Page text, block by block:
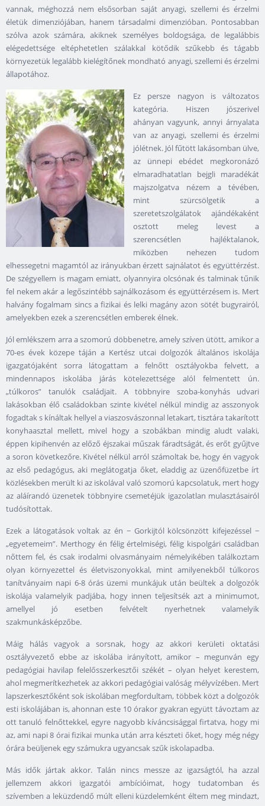
vannak, méghozzá nem elsősorban saját anyagi, szellemi és érzelmi
életük dimenziójában, hanem társadalmi dimenzióban. Pontosabban
szólva azok számára, akiknek személyes boldogsága, de legalábbis
elégedettsége eltéphetetlen szálakkal kötődik szűkebb és tágabb
környezetük legalább kielégítőnek mondható anyagi, szellemi és érzelmi
állapotához.
Ez persze nagyon is változatos
kategória. Hiszen jószerivel
ahányan vagyunk, annyi árnyalata
van az anyagi, szellemi és érzelmi
jólétnek. Jól fűtött lakásomban ülve,
az ünnepi ebédet megkoronázó
elmaradhatatlan bejgli maradékát
majszolgatva nézem a tévében,
mint szürcsölgetik a
szeretetszolgálatok ajándékaként
osztott meleg levest a
szerencsétlen hajléktalanok,
miközben nehezen tudom
elhessegetni magamtól az irányukban érzett sajnálatot és együttérzést.
De szégyellem is magam emiatt, olyannyira olcsónak és talminak tűnik
fel nekem akár a legőszintébb sajnálkozásom és együttérzésem is. Mert
halvány fogalmam sincs a fizikai és lelki magány azon sötét bugyrairól,
amelyekben ezek a szerencsétlen emberek élnek.
Jól emlékszem arra a szomorú döbbenetre, amely szíven ütött, amikor a
70-es évek közepe táján a Kertész utcai dolgozók általános iskolája
igazgatójaként sorra látogattam a felnőtt osztályokba felvett, a
mindennapos iskolába járás kötelezettsége alól felmentett ún.
„túlkoros” tanulók családjait. A többnyire szoba-konyhás udvari
lakásokban élő családokban szinte kivétel nélkül mindig az asszonyok
fogadtak s kínáltak hellyel a viaszosvászonnal letakart, tisztára takarított
konyhaasztal mellett, mivel hogy a szobákban mindig aludt valaki,
éppen kipihenvén az előző éjszakai műszak fáradtságát, és erőt gyűjtve
a soron következőre. Kivétel nélkül arról számoltak be, hogy én vagyok
az első pedagógus, aki meglátogatja őket, eladdig az üzenőfüzetbe írt
közlésekben merült ki az iskolával való szomorú kapcsolatuk, mert hogy
az aláírandó üzenetek többnyire csemetéjük igazolatlan mulasztásairól
tudósítottak.
Ezek a látogatások voltak az én − Gorkijtól kölcsönzött kifejezéssel −
„egyetemeim”. Merthogy én félig értelmiségi, félig kispolgári családban
nőttem fel, és csak irodalmi olvasmányaim némelyikében találkoztam
olyan környezettel és életviszonyokkal, mint amilyenekből túlkoros
tanítványaim napi 6-8 órás üzemi munkájuk után beültek a dolgozók
iskolája valamelyik padjába, hogy innen teljesítsék azt a minimumot,
amellyel jó esetben felvételt nyerhetnek valamelyik
szakmunkásképzőbe.
Máig hálás vagyok a sorsnak, hogy az akkori kerületi oktatási
osztályvezető ebbe az iskolába irányított, amikor – megunván egy
pedagógiai havilap felelősszerkesztői székét – olyan helyet kerestem,
ahol megmerítkezhetek az akkori pedagógiai valóság mélyvízében. Mert
lapszerkesztőként sok iskolában megfordultam, többek közt a dolgozók
esti iskolájában is, ahonnan este 10 órakor gyakran együtt távoztam az
ott tanuló felnőttekkel, egyre nagyobb kíváncsisággal firtatva, hogy mi
az, ami napi 8 órai fizikai munka után arra készteti őket, hogy még négy
órára beüljenek egy számukra ugyancsak szűk iskolapadba.
Más idők jártak akkor. Talán nincs messze az igazságtól, ha azzal
jellemzem akkori igazgatói ambícióimat, hogy tudatomban és
szívemben a leküzdendő múlt elleni küzdelemként éltem meg mindazt,